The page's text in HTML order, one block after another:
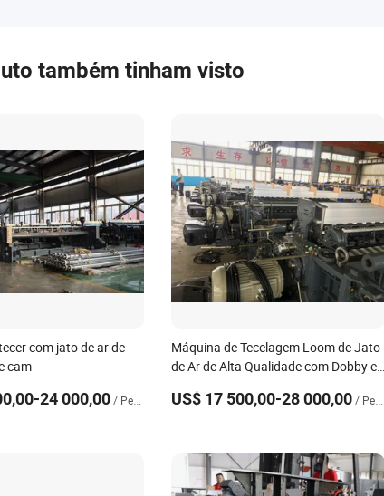
também tinham visto
com jato de ar de
cam
24 000,00 / Peça
Máquina de Tecelagem Loom de Jato
de Ar de Alta Qualidade com Dobby e
US$ 17 500,00-28 000,00 / Peça